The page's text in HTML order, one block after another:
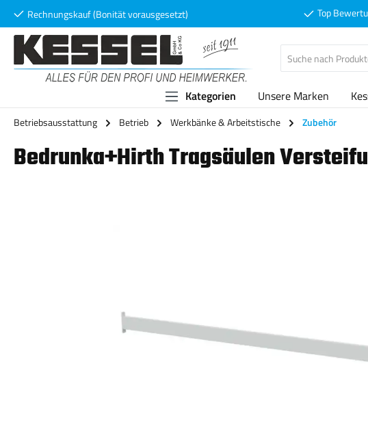
Hauptinhalt springen
Zur Suche springen
Zur Hauptnavigation springen
Rechnungskauf (Bonität vorausgesetzt) Top
Kategorien Unsere Marken
Betriebsausstattung Betrieb Werkbänke & Arbeitstische Zubehör
Bedrunka+Hirth Tragsäulen